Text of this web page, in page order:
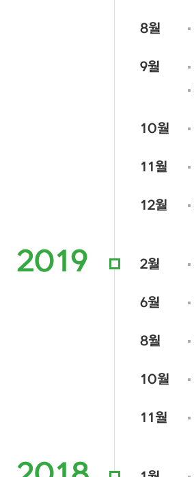
8월
9월
10월
11월
12월
2019 2월
6월
8월
10월
11월